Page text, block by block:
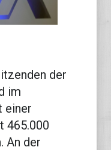
der
im
einer
465.000
An der